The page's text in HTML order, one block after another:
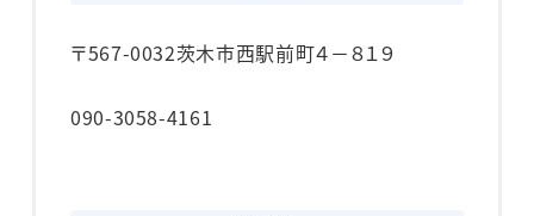
〒567-0032茨木市西駅前町４－８１９
090-3058-4161